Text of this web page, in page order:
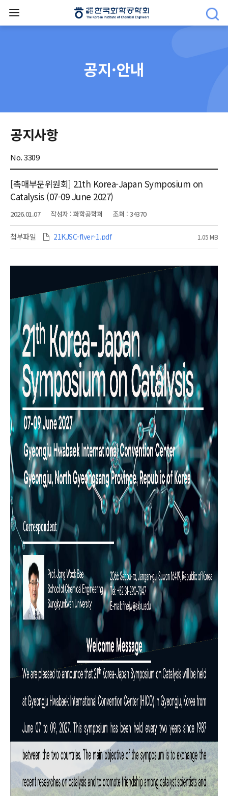
공지·안내
공지사항
No. 3309
[촉매부문위원회] 21th Korea-Japan Symposium on
Catalysis (07-09 June 2027)
2026.01.07 작성자 : 화학공학회 조회 : 34370
첨부파일 21KJSC-flyer-1.pdf 1.05 MB